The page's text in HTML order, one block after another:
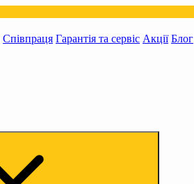
Співпраця Гарантія та сервіс Акції Блог